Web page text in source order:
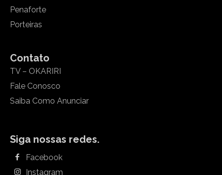
Penaforte
Porteiras
Contato
TV – OKARIRI
Fale Conosco
Saiba Como Anunciar
Siga nossas redes.
Facebook
Instagram